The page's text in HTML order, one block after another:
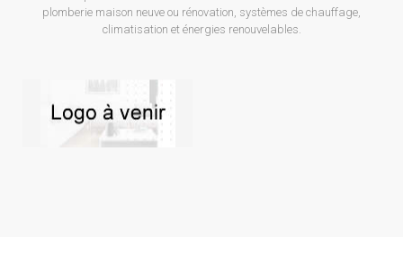
plomberie maison neuve ou rénovation, systèmes de chauffage,
climatisation et énergies renouvelables.